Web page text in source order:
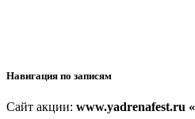
Навигация по записям
Сайт акции: www.yadrenafest.ru